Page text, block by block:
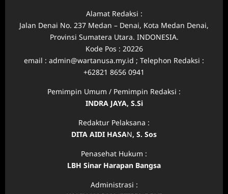
Alamat Redaksi :
Jalan Denai No. 237 Medan – Denai, Kota Medan Denai,
Provinsi Sumatera Utara. INDONESIA.
Kode Pos : 20226
email : admin@wartanusa.my.id ; Telephon Redaksi :
+62821 8656 0941
Pemimpin Umum / Pemimpin Redaksi :
INDRA JAYA, S.Si
Redaktur Pelaksana :
DITA AIDI HASAN, S. Sos
Penasehat Hukum :
LBH Sinar Harapan Bangsa
Administrasi :